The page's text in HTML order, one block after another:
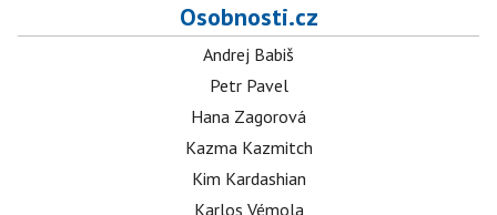
Osobnosti.cz
Andrej Babiš
Petr Pavel
Hana Zagorová
Kazma Kazmitch
Kim Kardashian
Karlos Vémola